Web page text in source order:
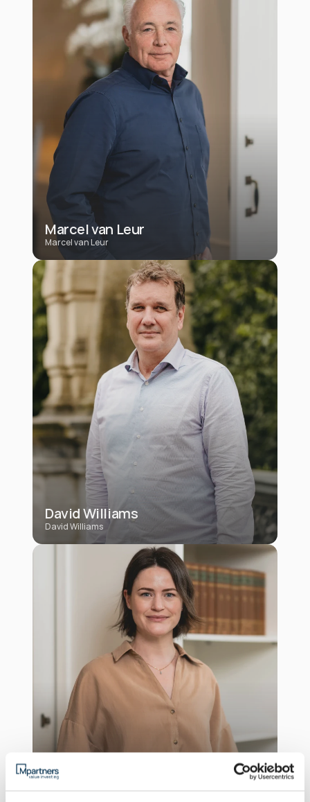
Marcel van Leur
Marcel van Leur
David Williams
David Williams
Mae van Dalen